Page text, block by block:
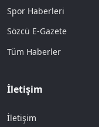
Spor Haberleri
Sözcü E-Gazete
Tüm Haberler
İletişim
İletişim